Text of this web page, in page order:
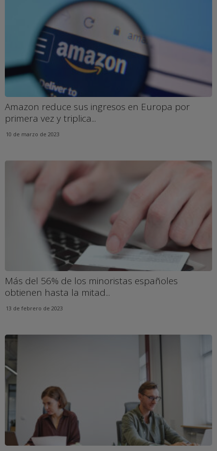
Amazon reduce sus ingresos en Europa por
primera vez y triplica...
10 de marzo de 2023
Más del 56% de los minoristas españoles
obtienen hasta la mitad...
13 de febrero de 2023